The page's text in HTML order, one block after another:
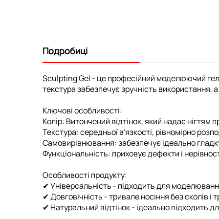
Подробиці
Sculpting Gel - це професійний моделюючий
текстура забезпечує зручність використання,
Ключові особливості:
Колір: Витончений відтінок, який надає нігтям
Текстура: середньої в'язкості, рівномірно
Самовирівнювання: забезпечує ідеально
Функціональність: приховує дефекти і
Особливості продукту:
✔ Універсальність - підходить для
✔ Довговічність - тривале носіння без сколів і
✔ Натуральний відтінок - ідеально підходить